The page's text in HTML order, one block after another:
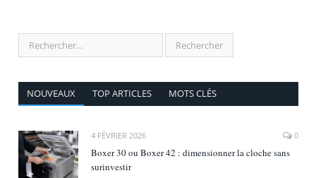
NOUVEAUX TOP ARTICLES MOTS CLÉS
4 FÉVRIER 2026 0
Boxer 30 ou Boxer 42 : dimensionner la cloche sans
surinvestir